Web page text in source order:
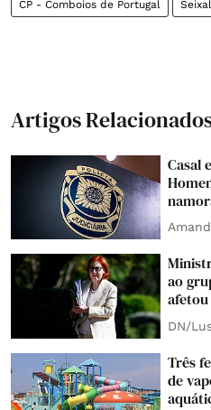
CP - Comboios de Portugal Seixal
Artigos
Casal
ao
DN/
Três
de